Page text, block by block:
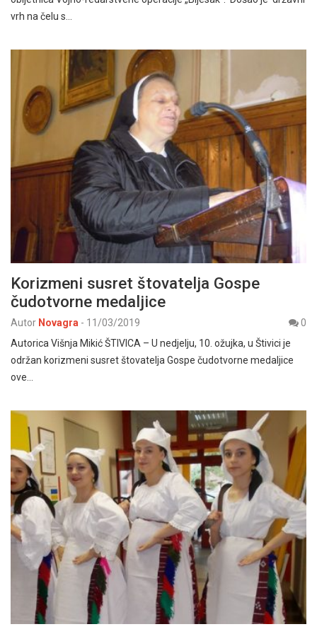
vrh na čelu s…
Korizmeni susret štovatelja Gospe
čudotvorne medaljice
Autor Novagra - 11/03/2019
0
Autorica Višnja Mikić ŠTIVICA – U nedjelju, 10. ožujka, u Štivici je
održan korizmeni susret štovatelja Gospe čudotvorne medaljice
ove…